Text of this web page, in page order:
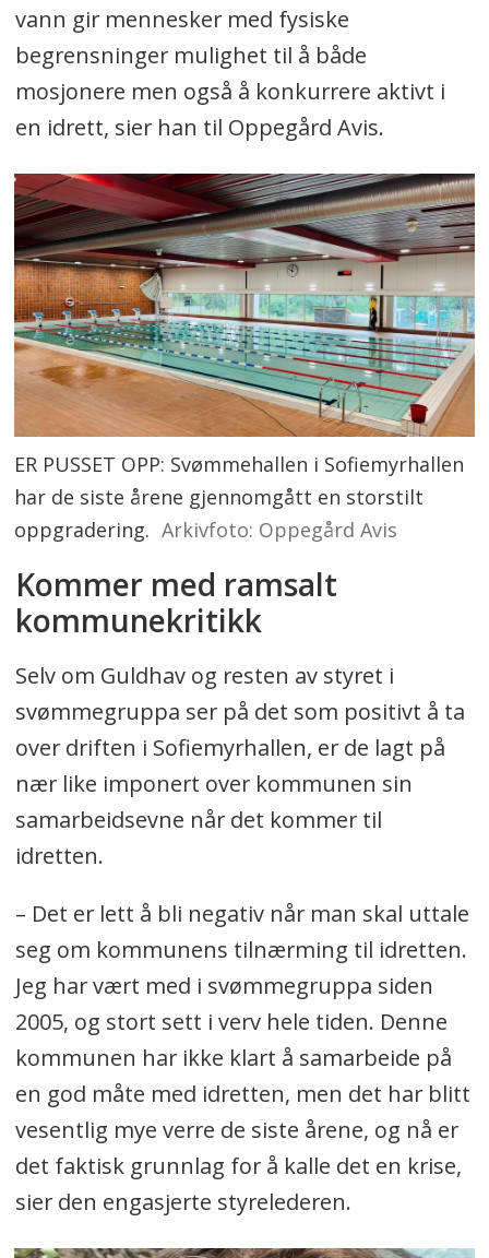
vann gir mennesker med fysiske
begrensninger mulighet til å både
mosjonere men også å konkurrere aktivt i
en idrett, sier han til Oppegård Avis.
ER PUSSET OPP: Svømmehallen i Sofiemyrhallen
har de siste årene gjennomgått en storstilt
oppgradering. Arkivfoto: Oppegård Avis
Kommer med ramsalt
kommunekritikk
Selv om Guldhav og resten av styret i
svømmegruppa ser på det som positivt å ta
over driften i Sofiemyrhallen, er de lagt på
nær like imponert over kommunen sin
samarbeidsevne når det kommer til
idretten.
– Det er lett å bli negativ når man skal uttale
seg om kommunens tilnærming til idretten.
Jeg har vært med i svømmegruppa siden
2005, og stort sett i verv hele tiden. Denne
kommunen har ikke klart å samarbeide på
en god måte med idretten, men det har blitt
vesentlig mye verre de siste årene, og nå er
det faktisk grunnlag for å kalle det en krise,
sier den engasjerte styrelederen.